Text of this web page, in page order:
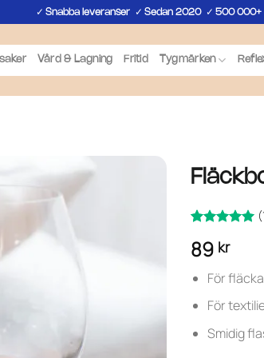
✓ Snabba leveranser✓ Sedan 2020✓ 500 000+
Vård & Lagning Fritid Tygmärken
av 5
kundrecension
(
89 kr
För
För
Smidig